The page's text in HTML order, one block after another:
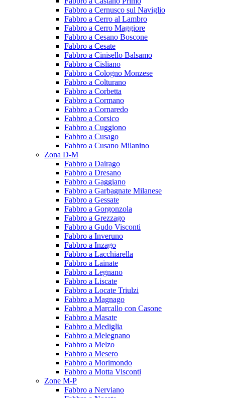
Fabbro a Cernusco sul Naviglio
Fabbro a Cerro al Lambro
Fabbro a Cerro Maggiore
Fabbro a Cesano Boscone
Fabbro a Cesate
Fabbro a Cinisello Balsamo
Fabbro a Cisliano
Fabbro a Cologno Monzese
Fabbro a Colturano
Fabbro a Corbetta
Fabbro a Cormano
Fabbro a Cornaredo
Fabbro a Corsico
Fabbro a Cuggiono
Fabbro a Cusago
Fabbro a Cusano Milanino
Zona D-M
Fabbro a Dairago
Fabbro a Dresano
Fabbro a Gaggiano
Fabbro a Garbagnate Milanese
Fabbro a Gessate
Fabbro a Gorgonzola
Fabbro a Grezzago
Fabbro a Gudo Visconti
Fabbro a Inveruno
Fabbro a Inzago
Fabbro a Lacchiarella
Fabbro a Lainate
Fabbro a Legnano
Fabbro a Liscate
Fabbro a Locate Triulzi
Fabbro a Magnago
Fabbro a Marcallo con Casone
Fabbro a Masate
Fabbro a Mediglia
Fabbro a Melegnano
Fabbro a Melzo
Fabbro a Mesero
Fabbro a Morimondo
Fabbro a Motta Visconti
Zone M-P
Fabbro a Nerviano